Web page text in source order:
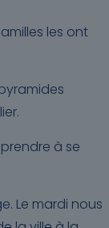
les ont
à se
Le mardi nous